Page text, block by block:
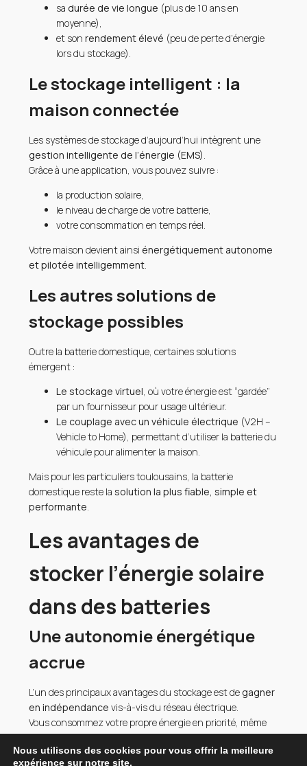
sa durée de vie longue (plus de 10 ans en
moyenne),
et sonrendement élevé (peu de perte d’énergie
lors du stockage).
Le stockage intelligent : la
maison connectée
Les systèmes de stockage d’aujourd’hui intègrent une
gestion intelligente de l’énergie (EMS)
Grâce à une application, vous pouvez suivre :
la production solaire,
le niveau de charge de votre batterie,
votre consommation en temps réel.
Votre maison devient ainsi énergétiquement autonome
et pilotée intelligemment
Les autres solutions de
stockage possibles
Outre la batterie domestique, certaines solutions
émergent :
Le stockage virtuel , où votre énergie est “gardée”
par un fournisseur pour usage ultérieur.
Le couplage avec un véhicule électrique (V2H –
Vehicle to Home), permettant d’utiliser la batterie du
véhicule pour alimenter la maison.
Mais pour les particuliers toulousains, la batterie
domestique reste lasolution la plus fiable, simple et
performante
Les avantages de
stocker l’énergie solaire
dans des batteries
Une autonomie énergétique
accrue
L’un des principaux avantages du stockage est de gagner
en indépendance vis-à-vis du réseau électrique.
Vous consommez votre propre énergie en priorité, même
lorsque vos panneaux ne produisent pas.
Cela vous permet d’atteindre uneautonomie
Nous utilisons des cookies pour vous offrir la meilleure
expérience sur notre site.